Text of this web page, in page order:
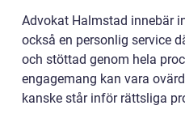
Advokat Halmstad innebär
också en personlig service
och stöttad genom hela
engagemang kan vara
kanske står inför rättsliga